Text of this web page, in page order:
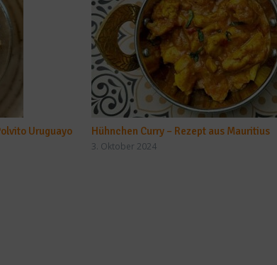
Uruguayo Hühnchen Curry – Rezept aus Mauritius
3. Oktober 2024